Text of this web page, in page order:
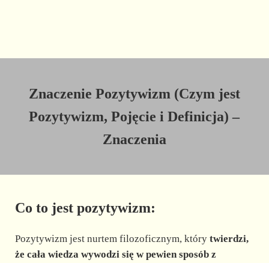
Znaczenie Pozytywizm (Czym jest
Pozytywizm, Pojęcie i Definicja) –
Znaczenia
Co to jest pozytywizm:
Pozytywizm jest nurtem filozoficznym, który twierdzi,
że cała wiedza wywodzi się w pewien sposób z